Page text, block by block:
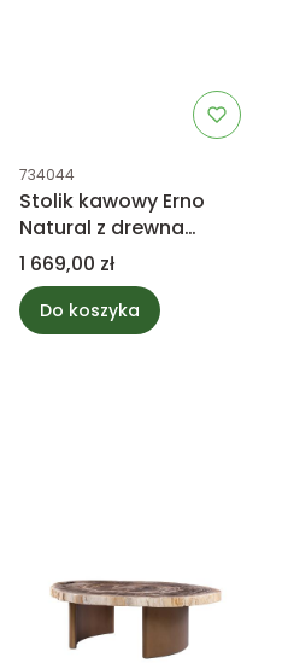
Kod produktu
734044
Stolik kawowy Erno
Natural z drewna
mango PTMD
Collection
Cena
1 669,00 zł
Do koszyka